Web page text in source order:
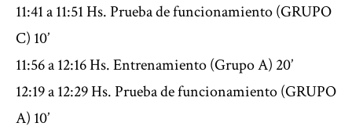
11:41 a 11:51 Hs. Prueba de funcionamiento (GRUPO
C) 10’
11:56 a 12:16 Hs. Entrenamiento (Grupo A) 20’
12:19 a 12:29 Hs. Prueba de funcionamiento (GRUPO
A) 10’